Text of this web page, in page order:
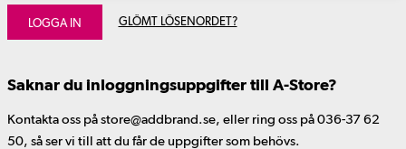
LOGGA IN GLÖMT LÖSENORDET?
Saknar du inloggningsuppgifter till A-Store?
Kontakta oss på store@addbrand.se, eller ring oss på 036-37 62
50, så ser vi till att du får de uppgifter som behövs.